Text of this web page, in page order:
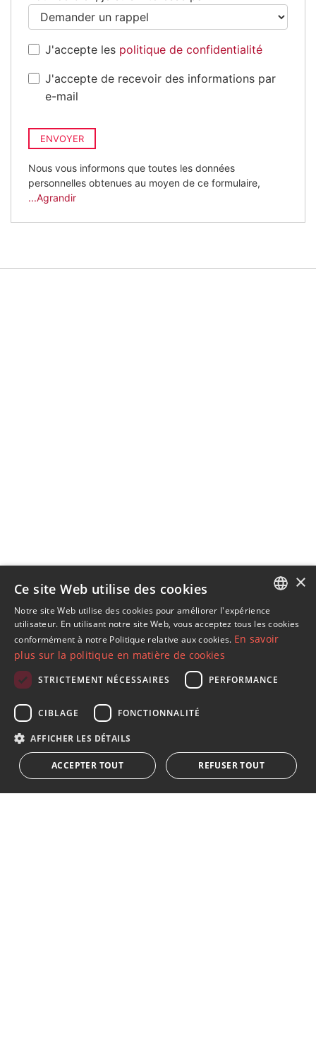
J'accepte les politique de confidentialité
J'accepte de recevoir des informations par
e-mail
ENVOYER
Nous vous informons que toutes les données
personnelles obtenues au moyen de ce formulaire,
...Agrandir
S´abonner à notre lettre d'information
le style de vie à Marbella
ENGLISH
SPANISH
×
Ce site Web utilise des cookies
Notre site Web utilise des cookies pour améliorer l'expérience
utilisateur. En utilisant notre site Web, vous acceptez tous les cookies
conformément à notre Politique relative aux cookies. En savoir
plus sur la politique en matière de cookies
STRICTEMENT NÉCESSAIRES PERFORMANCE
CIBLAGE FONCTIONNALITÉ
AFFICHER LES DÉTAILS
ACCEPTER TOUT REFUSER TOUT